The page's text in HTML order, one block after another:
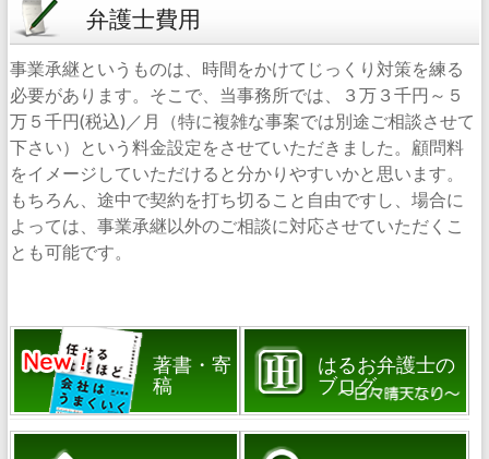
弁護士費用
事業承継というものは、時間をかけてじっくり対策を練る
必要があります。そこで、当事務所では、３万３千円～５
万５千円(税込)／月（特に複雑な事案では別途ご相談させて
下さい）という料金設定をさせていただきました。顧問料
をイメージしていただけると分かりやすいかと思います。
もちろん、途中で契約を打ち切ること自由ですし、場合に
よっては、事業承継以外のご相談に対応させていただくこ
とも可能です。
著書・寄
稿
はるお弁護士の
ブログ